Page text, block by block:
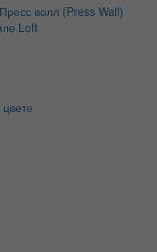
волл (Press Wall)
Loft